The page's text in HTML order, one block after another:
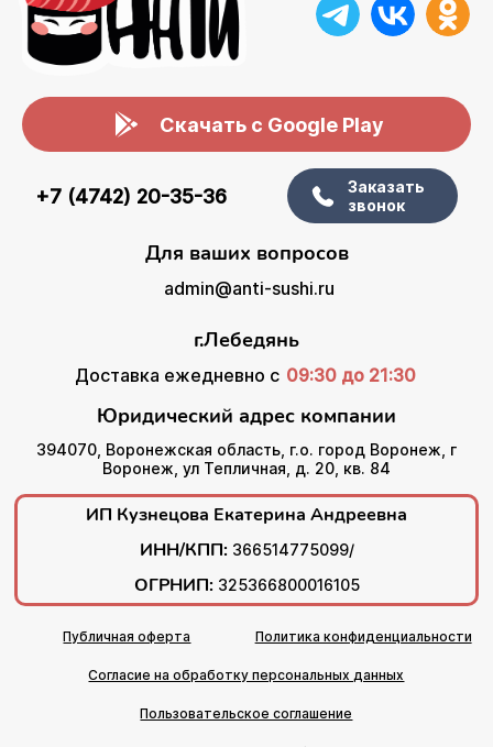
Скачать с Google Play
+7 (4742) 20-35-36
Заказать
звонок
Для ваших вопросов
admin@anti-sushi.ru
г.Лебедянь
Доставка ежедневно с 09:30 до 21:30
Юридический адрес компании
394070, Воронежская область, г.о. город Воронеж, г
Воронеж, ул Тепличная, д. 20, кв. 84
ИП Кузнецова Екатерина Андреевна
ИНН/КПП: 366514775099/
ОГРНИП: 325366800016105
Публичная оферта Политика конфиденциальности
Согласие на обработку персональных данных
Пользовательское соглашение